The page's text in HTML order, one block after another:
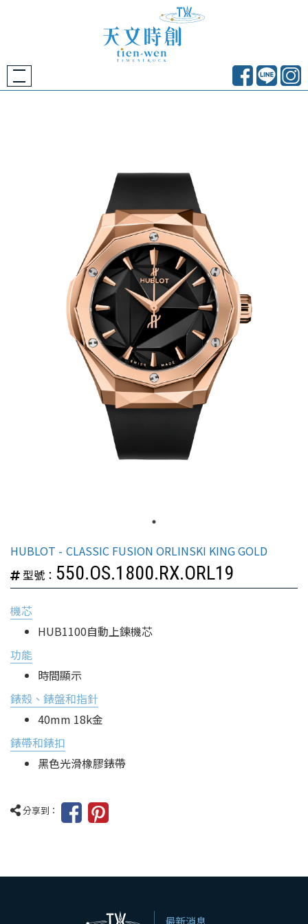
HUBLOT
CLASSIC FUSION ORLINSKI KING GOLD
型號： 550.OS.1800.RX.ORL19
機芯
HUB1100自動上鍊機芯
功能
時間顯示
錶殼、錶盤和指針
40mm 18k金
錶帶和錶扣
黑色光滑橡膠錶帶
分享到：
最新消息